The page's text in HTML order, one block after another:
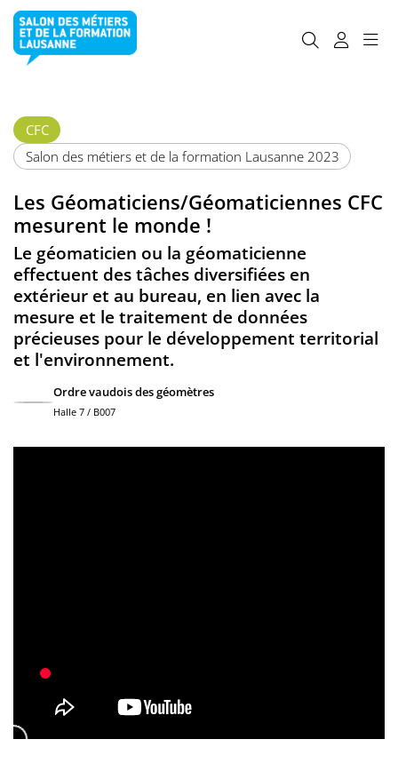
CFC
Salon des métiers et de la formation Lausanne 2023
Les Géomaticiens/Géomaticiennes CFC
mesurent le monde !
Le géomaticien ou la géomaticienne
effectuent des tâches diversifiées en
extérieur et au bureau, en lien avec la
mesure et le traitement de données
précieuses pour le développement territorial
et l'environnement.
Ordre vaudois des géomètres
Halle 7 / B007